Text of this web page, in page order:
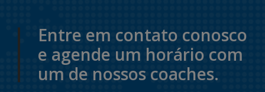
Entre em contato conosco
e agende um horário com
um de nossos coaches.